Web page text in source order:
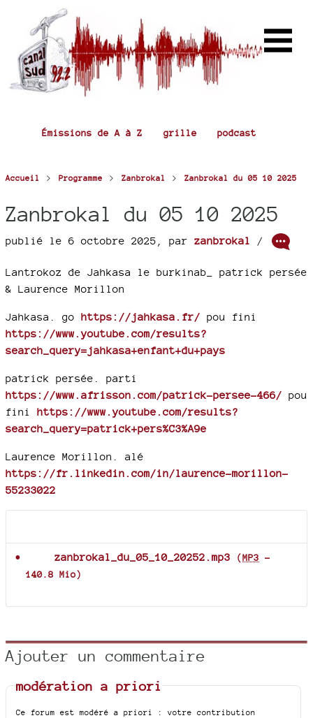
Émissions de A à Z grille podcast
Accueil > Programme > Zanbrokal > Zanbrokal du 05 10 2025
Zanbrokal du 05 10 2025
publié le 6 octobre 2025 par zanbrokal /
Lantrokoz de Jahkasa le burkinab_ patrick persée
& Laurence Morillon
Jahkasa. go https://jahkasa.fr/ pou fini
https://www.youtube.com/results?
search_query=jahkasa+enfant+du+pays
patrick persée. parti
https://www.afrisson.com/patrick-persee-466/ pou
fini https://www.youtube.com/results?
search_query=patrick+pers%C3%A9e
Laurence Morillon. alé
https://fr.linkedin.com/in/laurence-morillon-
55233022
zanbrokal_du_05_10_20252.mp3 (MP3 -
140.8 Mio)
Ajouter un commentaire
modération a priori
Ce forum est modéré a priori : votre contribution